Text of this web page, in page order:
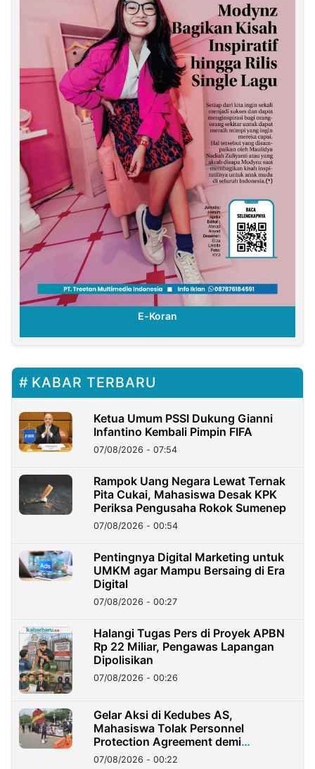
E-Koran
KABAR TERBARU
Ketua Umum PSSI Dukung Gianni
Infantino Kembali Pimpin FIFA
07/08/2026 - 07:54
Rampok Uang Negara Lewat Ternak
Pita Cukai, Mahasiswa Desak KPK
Periksa Pengusaha Rokok Sumenep
07/08/2026 - 00:54
Pentingnya Digital Marketing untuk
UMKM agar Mampu Bersaing di Era
Digital
07/08/2026 - 00:27
Halangi Tugas Pers di Proyek APBN
Rp 22 Miliar, Pengawas Lapangan
Dipolisikan
07/08/2026 - 00:26
Gelar Aksi di Kedubes AS,
Mahasiswa Tolak Personnel
Protection Agreement demi
Kedaulatan Negara
07/08/2026 - 00:22